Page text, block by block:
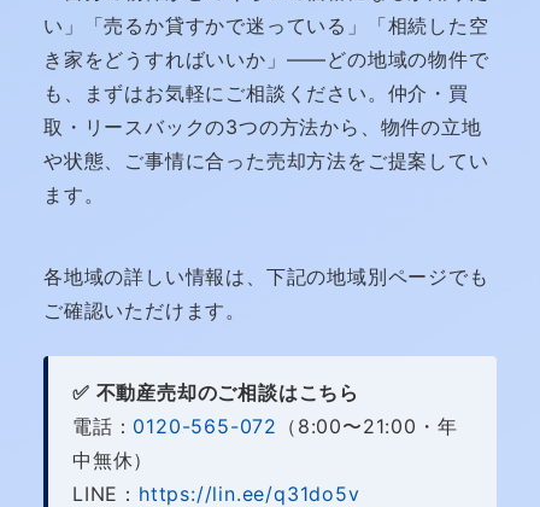
い」「売るか貸すかで迷っている」「相続した空
き家をどうすればいいか」——どの地域の物件で
も、まずはお気軽にご相談ください。仲介・買
取・リースバックの3つの方法から、物件の立地
や状態、ご事情に合った売却方法をご提案してい
ます。
各地域の詳しい情報は、下記の地域別ページでも
ご確認いただけます。
✅ 不動産売却のご相談はこちら
電話： 0120-565-072 （8:00〜21:00・年
中無休）
LINE： https://lin.ee/q31do5v